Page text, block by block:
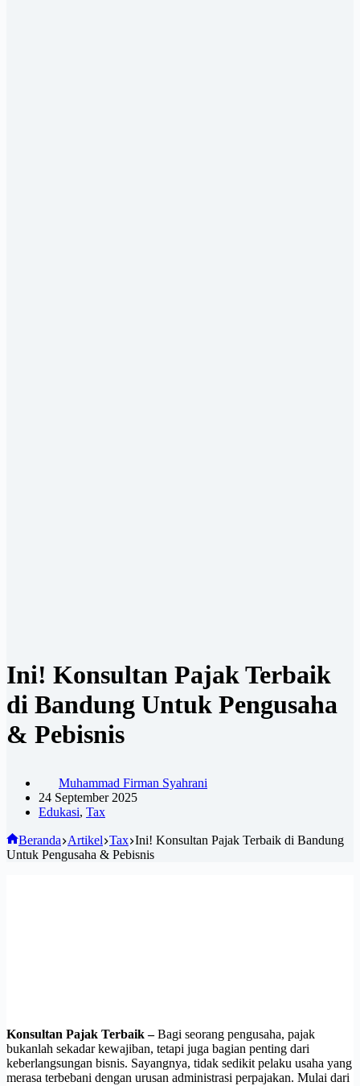
Ini! Konsultan Pajak Terbaik
di Bandung Untuk Pengusaha
& Pebisnis
Muhammad Firman Syahrani
24 September 2025
Edukasi, Tax
Beranda Artikel Tax Ini! Konsultan Pajak Terbaik di Bandung
Untuk Pengusaha & Pebisnis
Konsultan Pajak Terbaik –Bagi seorang pengusaha, pajak
bukanlah sekadar kewajiban, tetapi juga bagian penting dari
keberlangsungan bisnis. Sayangnya, tidak sedikit pelaku usaha yang
merasa terbebani dengan urusan administrasi perpajakan. Mulai dari